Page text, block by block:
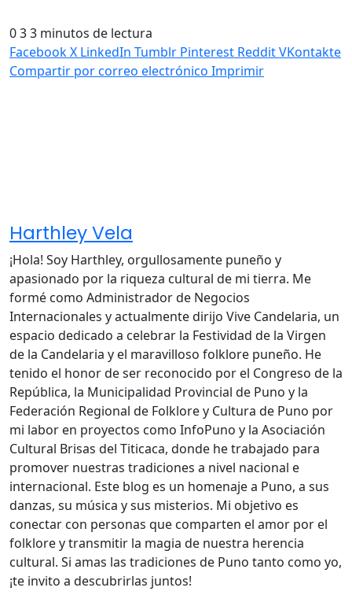
033 minutos de lectura
FacebookX LinkedIn Tumblr Pinterest RedditVKontakte
Compartir por correo electrónico Imprimir
Harthley Vela
¡Hola! Soy Harthley, orgullosamente puneño y
apasionado por la riqueza cultural de mi tierra. Me
formé como Administrador de Negocios
Internacionales y actualmente dirijo Vive Candelaria, un
espacio dedicado a celebrar la Festividad de la Virgen
de la Candelaria y el maravilloso folklore puneño. He
tenido el honor de ser reconocido por el Congreso de la
República, la Municipalidad Provincial de Puno y la
Federación Regional de Folklore y Cultura de Puno por
mi labor en proyectos como InfoPuno y la Asociación
Cultural Brisas del Titicaca, donde he trabajado para
promover nuestras tradiciones a nivel nacional e
internacional. Este blog es un homenaje a Puno, a sus
danzas, su música y sus misterios. Mi objetivo es
conectar con personas que comparten el amor por el
folklore y transmitir la magia de nuestra herencia
cultural. Si amas las tradiciones de Puno tanto como yo,
¡te invito a descubrirlas juntos!